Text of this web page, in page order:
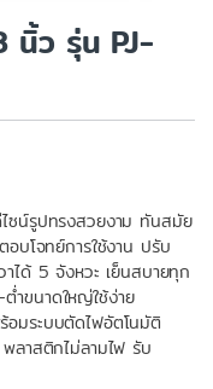
นิ้ว รุ่น PJ-
น์รูปทรงสวยงาม ทันสมัย
บโจทย์การใช้งาน ปรับ
ได้ 5 จังหวะ เย็นสบายทุก
ำขนาดใหญ่ใช้ง่าย
อมระบบตัดไฟอัตโนมัติ
พลาสติกไม่ลามไฟ รับ